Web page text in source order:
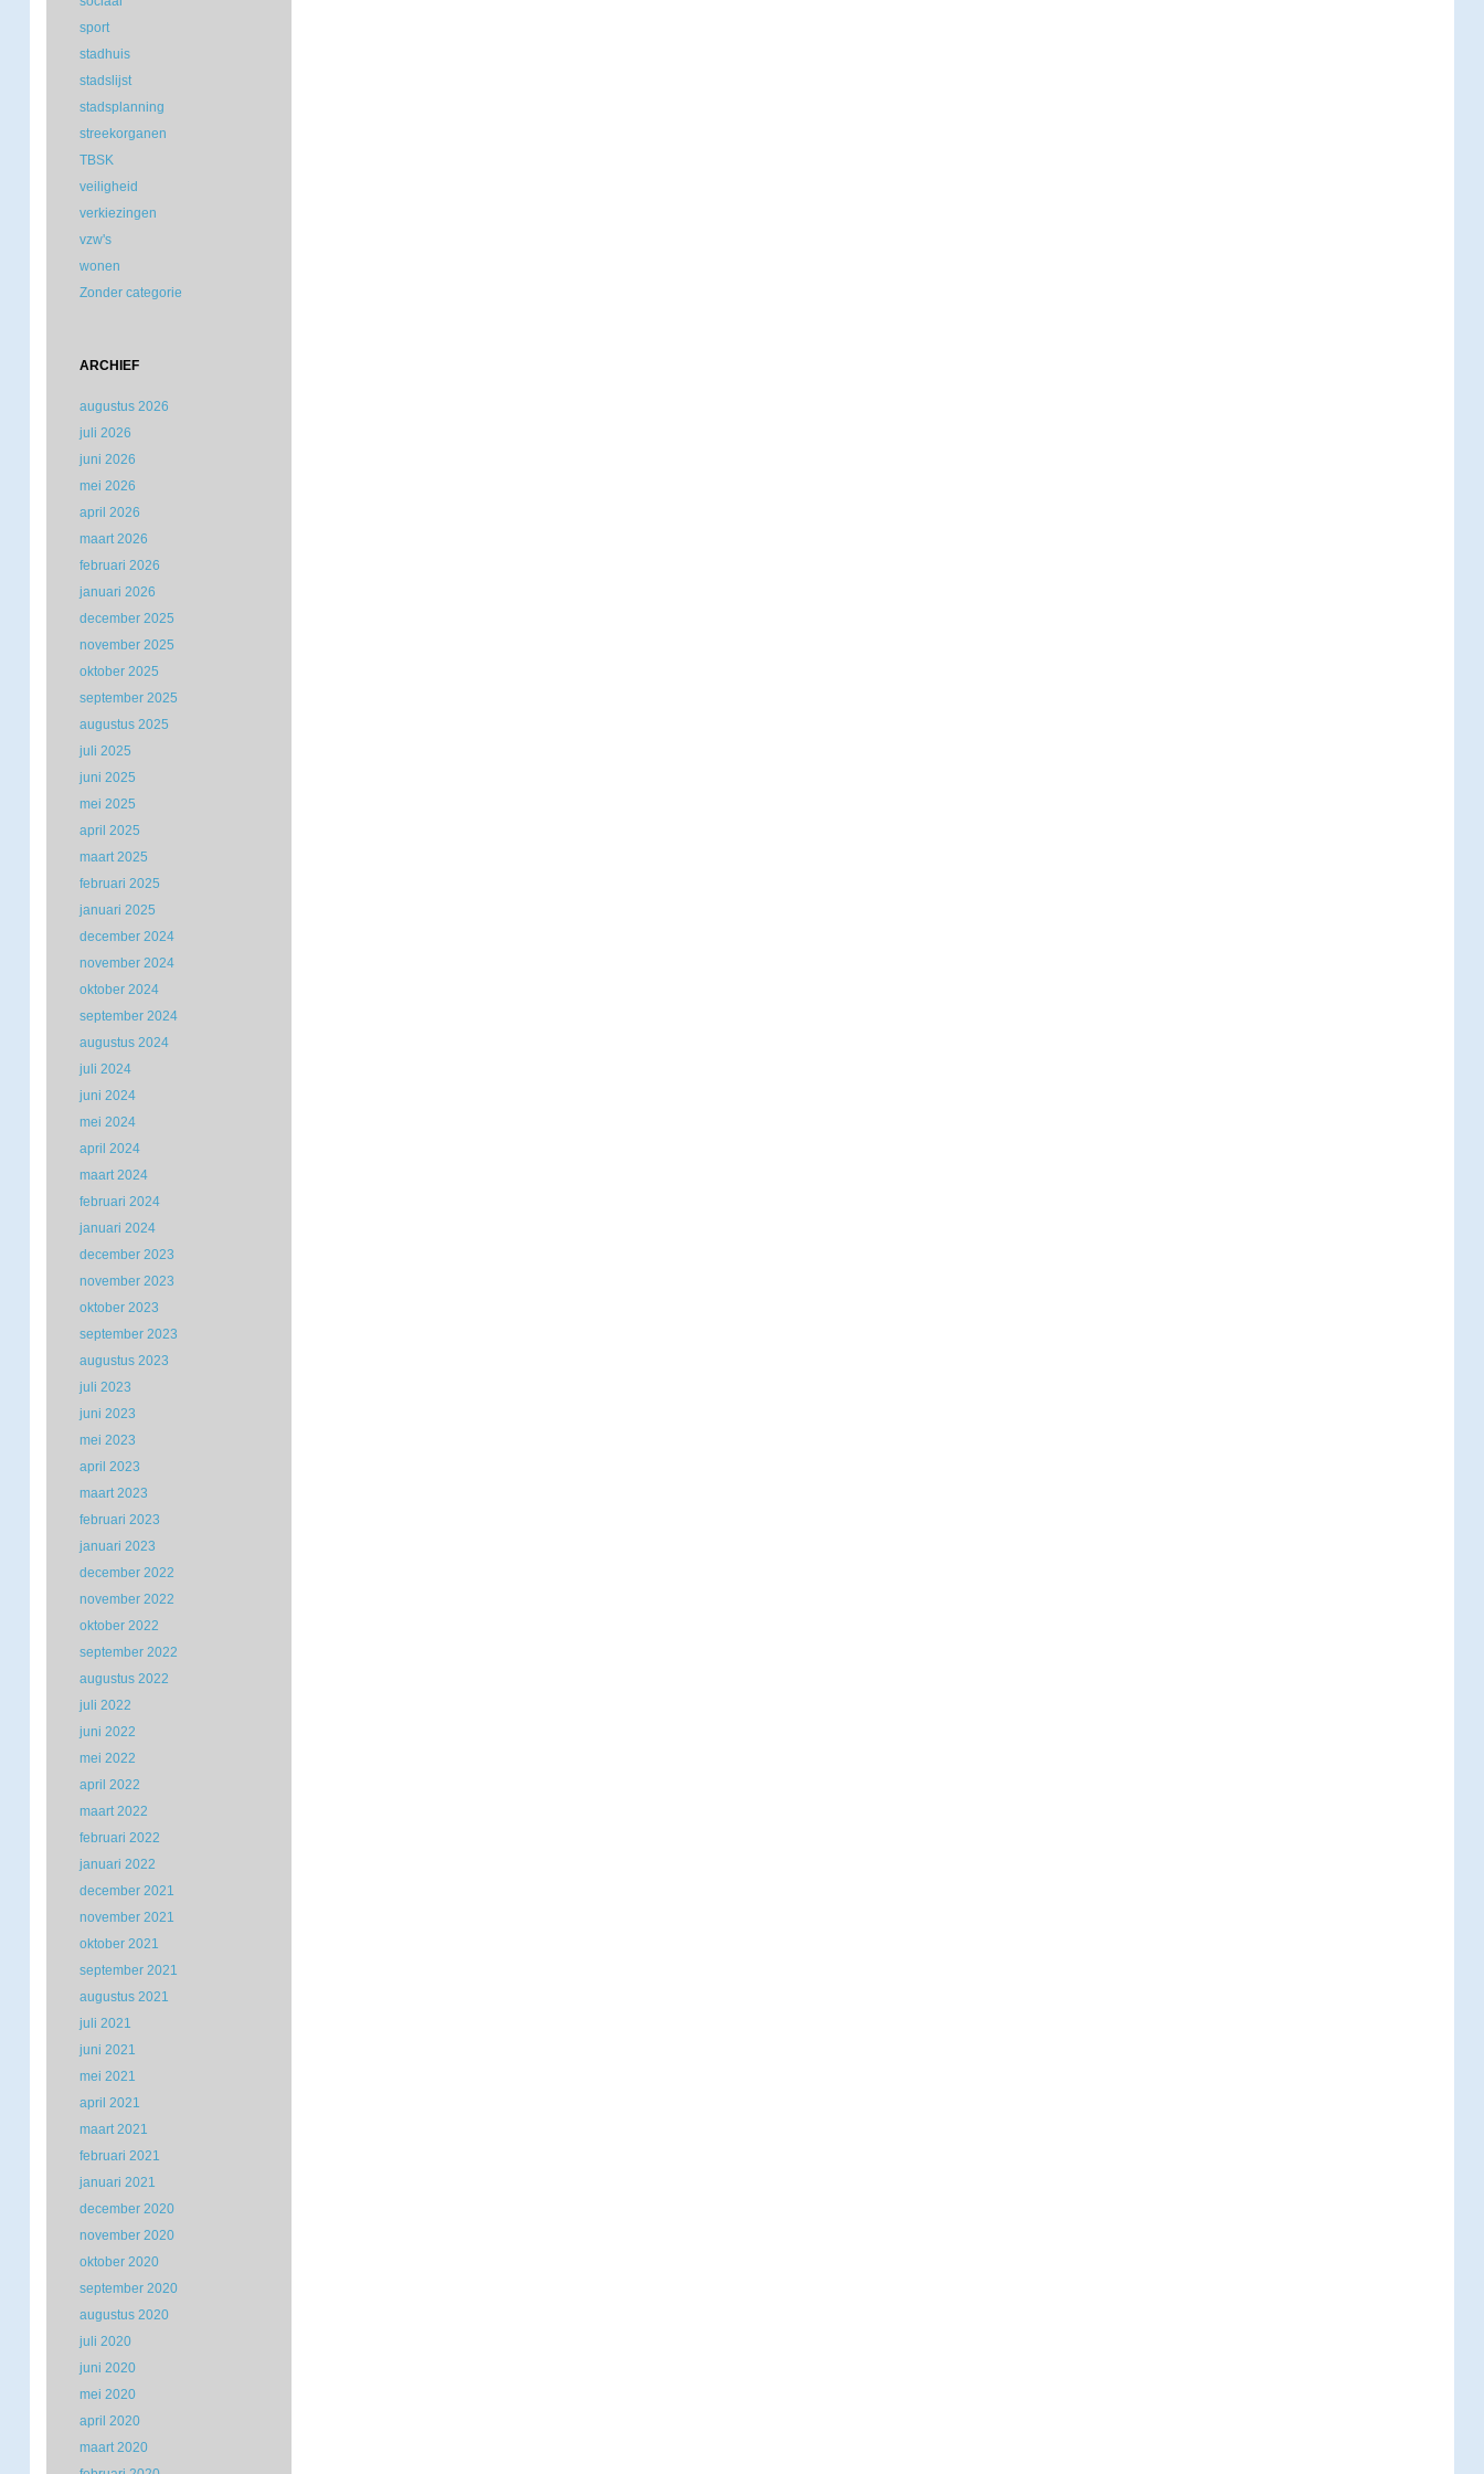
sport
stadhuis
stadslijst
stadsplanning
streekorganen
TBSK
veiligheid
verkiezingen
vzw's
wonen
Zonder categorie
ARCHIEF
augustus 2026
juli 2026
juni 2026
mei 2026
april 2026
maart 2026
februari 2026
januari 2026
december 2025
november 2025
oktober 2025
september 2025
augustus 2025
juli 2025
juni 2025
mei 2025
april 2025
maart 2025
februari 2025
januari 2025
december 2024
november 2024
oktober 2024
september 2024
augustus 2024
juli 2024
juni 2024
mei 2024
april 2024
maart 2024
februari 2024
januari 2024
december 2023
november 2023
oktober 2023
september 2023
augustus 2023
juli 2023
juni 2023
mei 2023
april 2023
maart 2023
februari 2023
januari 2023
december 2022
november 2022
oktober 2022
september 2022
augustus 2022
juli 2022
juni 2022
mei 2022
april 2022
maart 2022
februari 2022
januari 2022
december 2021
november 2021
oktober 2021
september 2021
augustus 2021
juli 2021
juni 2021
mei 2021
april 2021
maart 2021
februari 2021
januari 2021
december 2020
november 2020
oktober 2020
september 2020
augustus 2020
juli 2020
juni 2020
mei 2020
april 2020
maart 2020